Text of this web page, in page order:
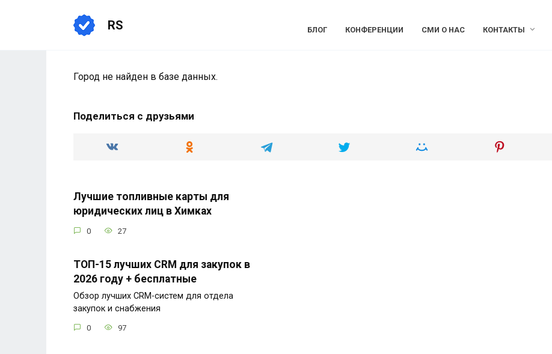
RS БЛОГ КОНФЕРЕНЦИИ СМИ О НАС КОНТАКТЫ
Город не найден в базе данных.
Поделиться с друзьями
Лучшие топливные карты для
юридических лиц в Химках
0 27
ТОП-15 лучших CRM для закупок в
2026 году + бесплатные
Обзор лучших CRM-систем для отдела
закупок и снабжения
0 97